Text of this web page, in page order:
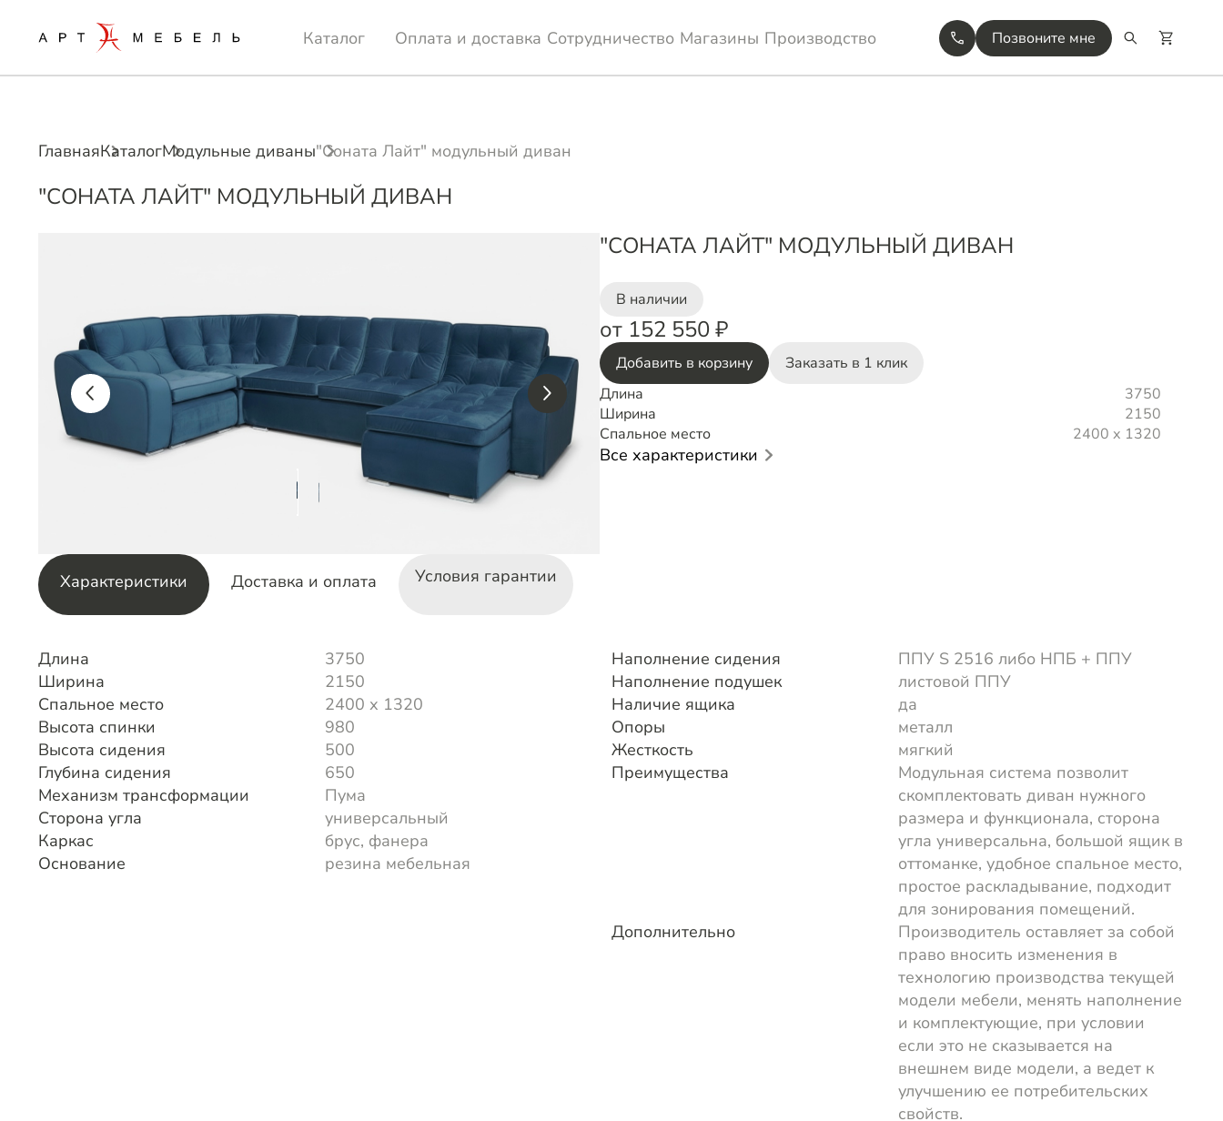
Каталог Оплата и доставка Сотрудничество Магазины Производство Позвоните мне
ГлавнаяКаталогМодульные диваны"Соната Лайт" модульный диван
"СОНАТА ЛАЙТ" МОДУЛЬНЫЙ ДИВАН
"СОНАТА ЛАЙТ" МОДУЛЬНЫЙ ДИВАН
В наличии
от 152 550 ₽
Добавить в корзину
Заказать в 1 клик
Длина
3750
Ширина
2150
Спальное место
2400 х 1320
Все характеристики
Характеристики Доставка и оплата Условия гарантии
Длина
3750
Ширина
2150
Спальное место
2400 х 1320
Высота спинки
980
Высота сидения
500
Глубина сидения
650
Механизм трансформации
Пума
Сторона угла
универсальный
Каркас
брус, фанера
Основание
резина мебельная
Наполнение сидения
ППУ S 2516 либо НПБ + ППУ
Наполнение подушек
листовой ППУ
Наличие ящика
да
Опоры
металл
Жесткость
мягкий
Преимущества
Модульная система позволит
скомплектовать диван нужного
размера и функционала, сторона
угла универсальна, большой ящик в
оттоманке, удобное спальное место,
простое раскладывание, подходит
для зонирования помещений.
Дополнительно
Производитель оставляет за собой
право вносить изменения в
технологию производства текущей
модели мебели, менять наполнение
и комплектующие, при условии
если это не сказывается на
внешнем виде модели, а ведет к
улучшению ее потребительских
свойств.